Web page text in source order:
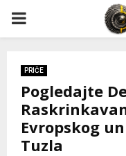
P
M
PRIČE
Pogledajte
Evropskog
Tuzla